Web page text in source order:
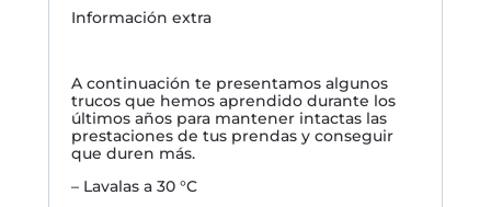
Información extra
A continuación te presentamos algunos
trucos que hemos aprendido durante los
últimos años para mantener intactas las
prestaciones de tus prendas y conseguir
que duren más.
– Lavalas a 30 °C